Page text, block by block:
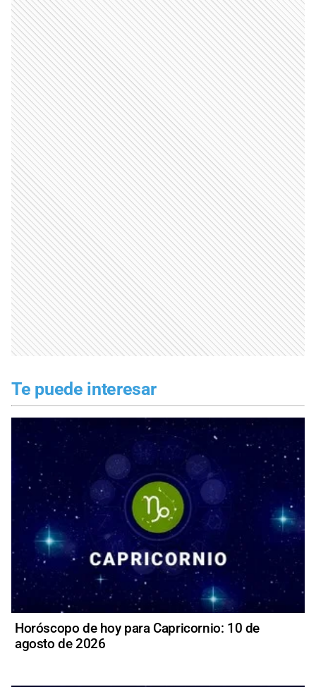
Te puede interesar
Horóscopo de hoy para Capricornio: 10 de
agosto de 2026